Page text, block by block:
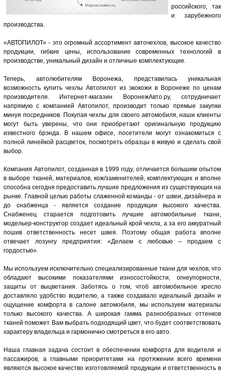
российского, так
и зарубежного
производства.
«АВТОПИЛОТ» - это огромный ассортимент авточехлов, высокое качество
продукции, гибкие цены, использование современных технологий в
производстве, уникальный дизайн и отличные комплектующие.
Теперь, автолюбителям Воронежа, представилась уникальная
возможность купить чехлы Автопилот из экокожи в Воронеже по ценам
производителя. Интернет-магазин ВоронежАвто.ру, сотрудничает
напрямую с компанией Автопилот, производит только прямые закупки
минуя посредников. Покупая чехлы для своего автомобиля, наши клиенты
могут быть уверены, что они приобретают оригинальную продукцию
известного брэнда. В нашем офисе, посетители могут ознакомиться с
полной линейкой расцветок, посмотреть образцы в живую и сделать свой
выбор.
Компания Автопилот, созданная в 1999 году, отличается большим опытом
в выборе тканей, материалов, кож/заменителей, комплектующих и вполне
способна сегодня предоставить лучшие предложения из существующих на
рынке. Главной целью работы слаженной команды - от швеи, дизайнера и
до снабженца - является создание продукции высокого качества.
Снабженец старается подготовить лучшие автомобильные ткани,
модельер-конструктор создает идеальный крой чехла, а за его аккуратный
пошив ответственность несет швея. Поэтому общая работа вполне
отвечает лозунгу предприятия: «Делаем с любовью – продаем с
гордостью».
Мы используем исключительно специализированные ткани для чехлов, что
обладают высокими показателями износостойкости, огнеупорности,
защиты от выцветания. Заботясь о том, чтоб автомобильное кресло
доставляло удобство водителю, а также создавало идеальный дизайн и
ощущение комфорта в салоне автомобиля, мы используем материалы
только высокого качества. А широкая гамма разнообразных оттенков
тканей поможет Вам выбрать подходящий цвет, что будет соответствовать
характеру владельца и гармонично смотреться в его авто.
Наша главная задача состоит в обеспечении комфорта для водителя и
пассажиров, а главными приоритетами на протяжении всего времени
являются высокое качество изготовляемой продукции и ответственность в